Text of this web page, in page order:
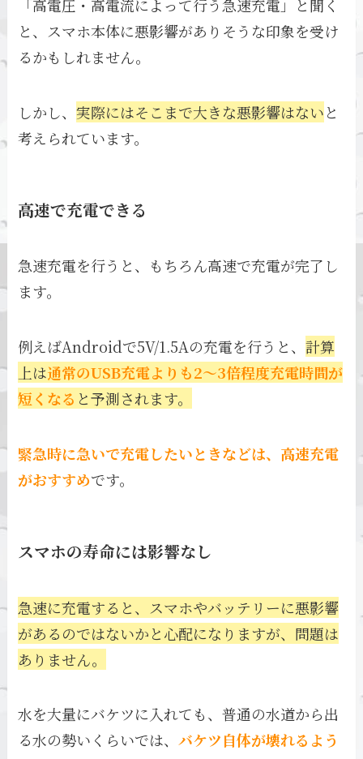
「高電圧・高電流によって行う急速充電」と聞く
と、スマホ本体に悪影響がありそうな印象を受け
るかもしれません。
しかし、実際にはそこまで大きな悪影響はないと
考えられています。
高速で充電できる
急速充電を行うと、もちろん高速で充電が完了し
ます。
例えばAndroidで5V/1.5Aの充電を行うと、計算
上は通常のUSB充電よりも2～3倍程度充電時間が
短くなる と予測されます。
緊急時に急いで充電したいときなどは、高速充電
がおすすめです。
スマホの寿命には影響なし
急速に充電すると、スマホやバッテリーに悪影響
があるのではないかと心配になりますが、問題は
ありません。
水を大量にバケツに入れても、普通の水道から出
る水の勢いくらいでは、バケツ自体が壊れるよう